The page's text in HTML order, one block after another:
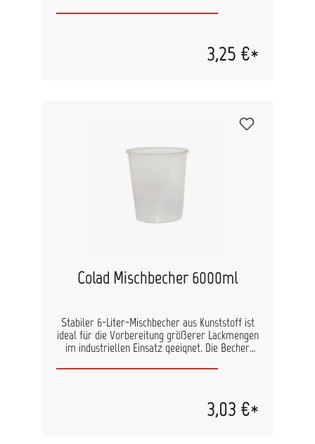
überschüssige Farbe direkt ins Reservoir
bequem am Rand eingehängt oder im zweiten
Fach abgelegt werden, sodass Sie parallel mit
Einwegeinsätze finden Sie im Bereich Zubehör.
Diese Einwegeinsätze aus 100 % recyceltem
Kunststoff bedecken beide Fächer und machen
Reinigung und Arbeitsabläufe noch effizienter.
Hand zu halten Zwei praktische Fächer für
Pinsel und Roller Angewinkelte Abrollfläche für
perfekte Farbverteilung Mit Einwegeinsätzen aus
recyceltem Kunststoff optional als Zubehör
3,25 €*
Colad Mischbecher 6000ml
Stabiler 6-Liter-Mischbecher aus Kunststoff ist
ideal für die Vorbereitung größerer Lackmengen
im industriellen Einsatz geeignet. Die Becher
Mischungsverhältnisse (2:1, 3:1, 4:1, 5:1) sowie
Verdünnungszugabe von 5?% bis 30?%
versehen – das sorgt für präzise Ergebnisse und
3,03 €*